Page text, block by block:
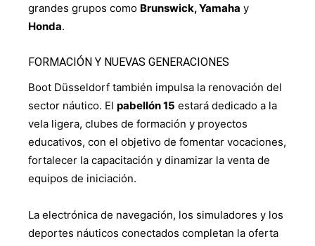
grandes grupos como Brunswick, Yamaha y
Honda.
FORMACIÓN Y NUEVAS GENERACIONES
Boot Düsseldorf también impulsa la renovación del
sector náutico. El pabellón 15 estará dedicado a la
vela ligera, clubes de formación y proyectos
educativos, con el objetivo de fomentar vocaciones,
fortalecer la capacitación y dinamizar la venta de
equipos de iniciación.
La electrónica de navegación, los simuladores y los
deportes náuticos conectados completan la oferta